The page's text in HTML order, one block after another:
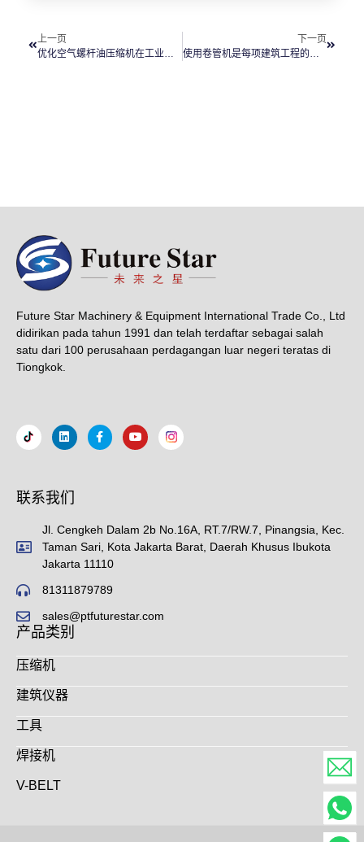
上一页
下一页
使用卷管机是每项建筑工程的必需品
Future Star Machinery & Equipment International Trade Co., Ltd
didirikan pada tahun 1991 dan telah terdaftar sebagai salah
satu dari 100 perusahaan perdagangan luar negeri teratas di
Tiongkok.
联系我们
Jl. Cengkeh Dalam 2b No.16A, RT.7/RW.7, Pinangsia, Kec.
Taman Sari, Kota Jakarta Barat, Daerah Khusus Ibukota
Jakarta 11110
81311879789
sales@ptfuturestar.com
产品类别
压缩机
建筑仪器
工具
焊接机
V-BELT